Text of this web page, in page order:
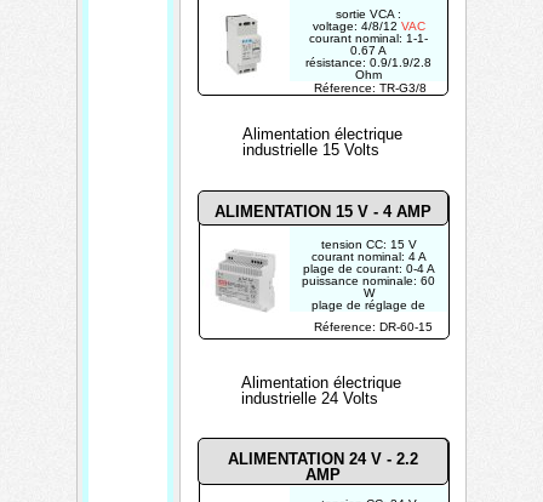
sortie VCA :
voltage: 4/8/12 VAC
courant nominal: 1-1-
0.67 A
résistance: 0.9/1.9/2.8
Ohm
Réference: TR-G3/8
ALIMENTATION 15 V - 4 AMP
Réference: DR-60-15
tension CC: 15 V
courant nominal: 4 A
plage de courant: 0-4 A
puissance nominale: 60
W
plage de réglage de
POUR USAGE
INDUSTRIEL
Alimentation électrique
industrielle 15 Volts
Alimentation électrique
industrielle 24 Volts
ALIMENTATION 24 V - 2.2
AMP